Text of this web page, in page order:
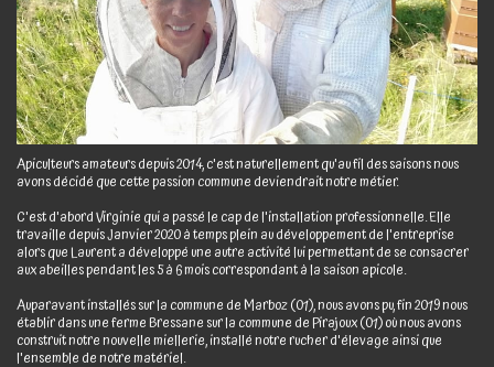
Apiculteurs amateurs depuis 2014, c'est naturellement qu'au fil des saisons nous
avons décidé que cette passion commune deviendrait notre métier.
C'est d'abord Virginie qui a passé le cap de l'installation professionnelle. Elle
travaille depuis Janvier 2020 à temps plein au développement de l'entreprise
alors que Laurent a développé une autre activité lui permettant de se consacrer
aux abeilles pendant les 5 à 6 mois correspondant à la saison apicole.
Auparavant installés sur la commune de Marboz (01), nous avons pu, fin 2019 nous
établir dans une ferme Bressane sur la commune de Pirajoux (01) où nous avons
construit notre nouvelle miellerie, installé notre rucher d'élevage ainsi que
l'ensemble de notre matériel.